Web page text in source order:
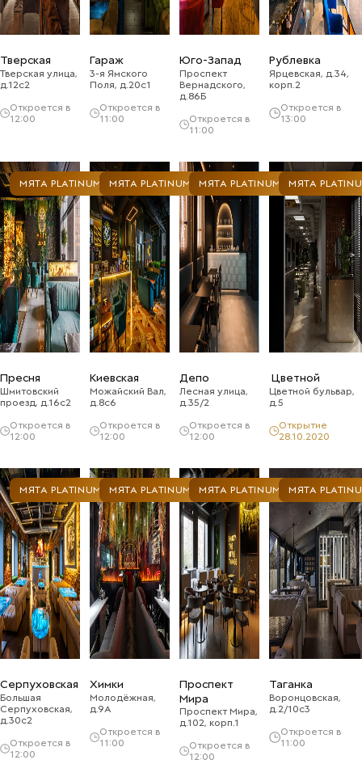
Тверская
Тверская улица,
д.12с2
Откроется в
12:00
Гараж
3-я Ямского
Поля, д.20с1
Откроется в
11:00
Юго-Запад
Проспект
Вернадского,
д.86Б
Откроется в
11:00
Рублевка
Ярцевская, д.34,
корп.2
Откроется в
13:00
МЯТА PLATINUM
Пресня
Шмитовский
проезд, д.16с2
Откроется в
12:00
МЯТА PLATINUM
Киевская
Можайский Вал,
д.8с6
Откроется в
12:00
МЯТА PLATINUM
Депо
Лесная улица,
д.35/2
Откроется в
12:00
МЯТА
Цветной
Цветной бульвар,
д.5
Открытие
28.10.2020
МЯТА PLATINUM
Серпуховская
Большая
Серпуховская,
д.30с2
Откроется в
12:00
МЯТА PLATINUM
Химки
Молодёжная,
д.9А
Откроется в
11:00
МЯТА PLATINUM
Проспект
Мира
Проспект Мира,
д.102, корп.1
Откроется в
12:00
МЯТА
Таганка
Воронцовская,
д.2/10с3
Откроется в
11:00